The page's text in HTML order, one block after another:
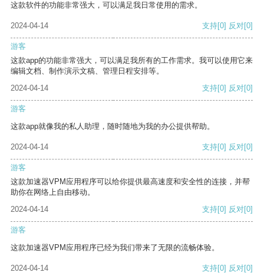
这款软件的功能非常强大，可以满足我日常使用的需求。
2024-04-14 支持[0] 反对[0]
游客
这款app的功能非常强大，可以满足我所有的工作需求。我可以使用它来
编辑文档、制作演示文稿、管理日程安排等。
2024-04-14
支持[0] 反对[0]
游客
这款app就像我的私人助理，随时随地为我的办公提供帮助。
2024-04-14 支持[0] 反对[0]
游客
这款加速器VPM应用程序可以给你提供最高速度和安全性的连接，并帮
助你在网络上自由移动。
2024-04-14
支持[0] 反对[0]
游客
这款加速器VPM应用程序已经为我们带来了无限的流畅体验。
2024-04-14 支持[0] 反对[0]